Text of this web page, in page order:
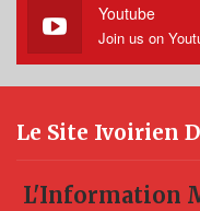
Youtube
Join us on
Le Site Ivoirien
L'Information